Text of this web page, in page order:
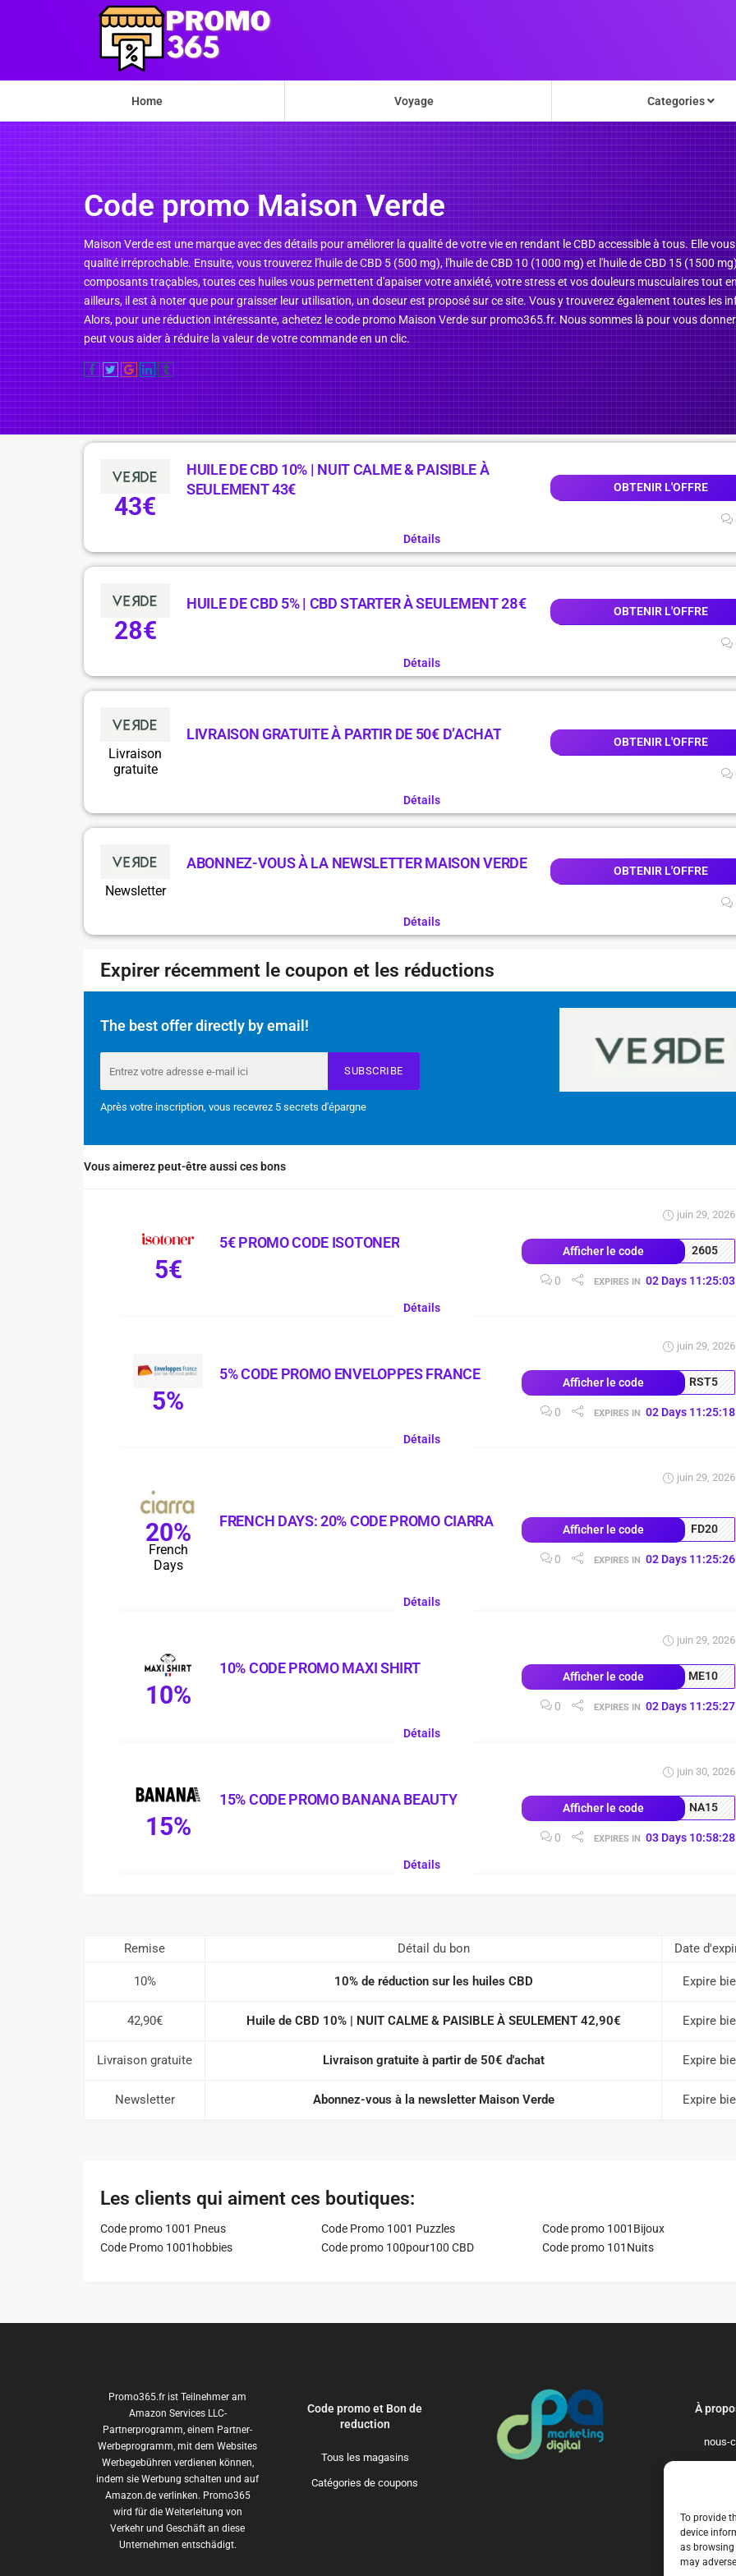
To provide
device
as
may
Home Voyage Categories
Code promo Maison Verde
Maison Verde est une marque avec des détails pour améliorer la qualité de votre vie en rendant le CBD accessible à tous. Elle
qualité irréprochable. Ensuite, vous trouverez l'huile de CBD 5 (500 mg), l'huile de CBD 10 (1000 mg) et l'huile de CBD 15 (1500
composants traçables, toutes ces huiles vous permettent d'apaiser votre anxiété, votre stress et vos douleurs musculaires tout
ailleurs, il est à noter que pour graisser leur utilisation, un doseur est proposé sur ce site. Vous y trouverez également toutes les
Alors, pour une réduction intéressante, achetez le code promo Maison Verde sur promo365.fr. Nous sommes là pour vous
peut vous aider à réduire la valeur de votre commande en un clic.
43€
HUILE DE CBD 10% | NUIT CALME & PAISIBLE À
SEULEMENT 43€
OBTENIR L'OFFRE
Détails
28€
HUILE DE CBD 5% | CBD STARTER À SEULEMENT 28€ OBTENIR L'OFFRE
Détails
Livraison
gratuite
LIVRAISON GRATUITE À PARTIR DE 50€ D’ACHAT OBTENIR L'OFFRE
Détails
Newsletter
ABONNEZ-VOUS À LA NEWSLETTER MAISON VERDE OBTENIR L'OFFRE
Détails
Expirer récemment le coupon et les réductions
The best offer directly by email!
SUBSCRIBE
Après votre inscription, vous recevrez 5 secrets d'épargne
Vous aimerez peut-être aussi ces bons
5€
5€ PROMO CODE ISOTONER
juin 29, 2026
Afficher le code 2605
0 EXPIRES IN 02 Days 11:25:02
Détails
5%
5% CODE PROMO ENVELOPPES FRANCE
juin 29, 2026
Afficher le code RST5
0 EXPIRES IN 02 Days 11:25:17
Détails
20%
French
Days
FRENCH DAYS: 20% CODE PROMO CIARRA
juin 29, 2026
Afficher le code FD20
0 EXPIRES IN 02 Days 11:25:25
Détails
10%
10% CODE PROMO MAXI SHIRT
juin 29, 2026
Afficher le code ME10
0 EXPIRES IN 02 Days 11:25:26
Détails
15%
15% CODE PROMO BANANA BEAUTY
juin 30, 2026
Afficher le code NA15
0 EXPIRES IN 03 Days 10:58:27
Détails
Remise Détail du bon Date
10% 10% de réduction sur les huiles CBD Expire
42,90€ Huile de CBD 10% | NUIT CALME & PAISIBLE À SEULEMENT 42,90€ Expire
Livraison gratuite Livraison gratuite à partir de 50€ d'achat Expire
Newsletter Abonnez-vous à la newsletter Maison Verde Expire
Les clients qui aiment ces boutiques:
Code promo 1001 Pneus Code Promo 1001 Puzzles
Code promo 1001Bijoux
Code Promo 1001hobbies
Code promo 100pour100 CBD Code promo 101Nuits
Promo365.fr ist Teilnehmer am
Amazon Services LLC-
Partnerprogramm, einem Partner-
Werbeprogramm, mit dem Websites
Werbegebühren verdienen können,
indem sie Werbung schalten und auf
Amazon.de verlinken. Promo365
wird für die Weiterleitung von
Verkehr und Geschäft an diese
Unternehmen entschädigt.
Code promo et Bon de
reduction
Tous les magasins
Catégories de coupons
À
nous-